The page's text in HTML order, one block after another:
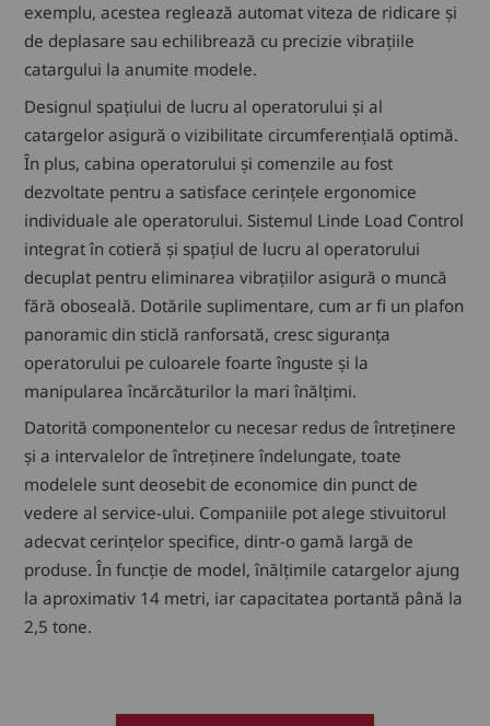
exemplu, acestea reglează automat viteza de ridicare și
de deplasare sau echilibrează cu precizie vibrațiile
catargului la anumite modele.
Designul spațiului de lucru al operatorului și al
catargelor asigură o vizibilitate circumferențială optimă.
În plus, cabina operatorului și comenzile au fost
dezvoltate pentru a satisface cerințele ergonomice
individuale ale operatorului. Sistemul Linde Load Control
integrat în cotieră și spațiul de lucru al operatorului
decuplat pentru eliminarea vibrațiilor asigură o muncă
fără oboseală. Dotările suplimentare, cum ar fi un plafon
panoramic din sticlă ranforsată, cresc siguranța
operatorului pe culoarele foarte înguste și la
manipularea încărcăturilor la mari înălțimi.
Datorită componentelor cu necesar redus de întreținere
și a intervalelor de întreținere îndelungate, toate
modelele sunt deosebit de economice din punct de
vedere al service-ului. Companiile pot alege stivuitorul
adecvat cerințelor specifice, dintr-o gamă largă de
produse. În funcție de model, înălțimile catargelor ajung
la aproximativ 14 metri, iar capacitatea portantă până la
2,5 tone.